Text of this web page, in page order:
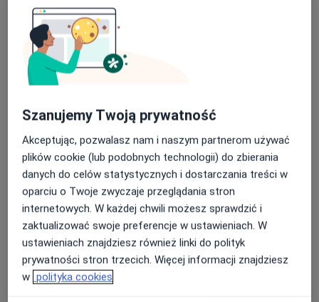
Dietetyk
Martyna Rytel
Dietetyk
Sokołów Podlaski
Martyna Słomka
Dietetyk
Szanujemy Twoją prywatność
Akceptując, pozwalasz nam i naszym partnerom używać
plików cookie (lub podobnych technologii) do zbierania
danych do celów statystycznych i dostarczania treści w
oparciu o Twoje zwyczaje przeglądania stron
internetowych. W każdej chwili możesz sprawdzić i
zaktualizować swoje preferencje w ustawieniach. W
ustawieniach znajdziesz również linki do polityk
prywatności stron trzecich. Więcej informacji znajdziesz
w polityka cookies